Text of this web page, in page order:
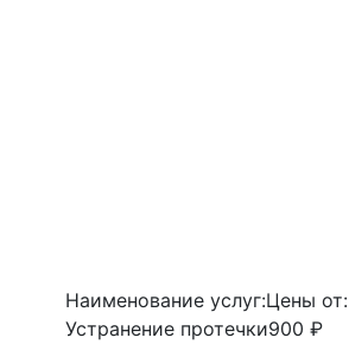
Наименование услуг:Цены от:
Устранение протечки900 ₽